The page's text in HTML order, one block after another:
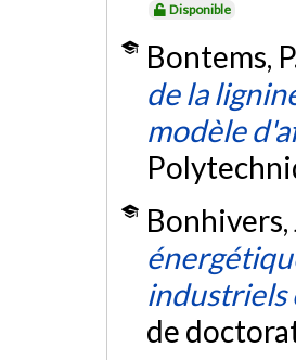
Disponible
Bontems,
de la
modèle
Bonhivers,
industriels
de